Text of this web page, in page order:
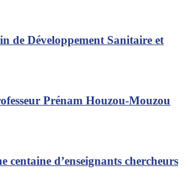
de Développement Sanitaire et
Prénam Houzou-Mouzou
centaine d’enseignants chercheurs